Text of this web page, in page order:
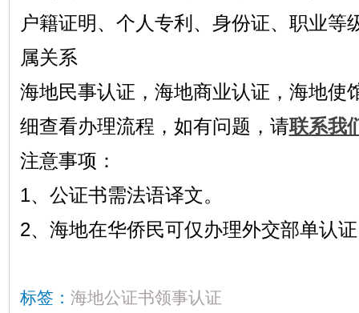
户籍证明、个人专利、身份证、职业等
属关系
海地民事认证，海地商业认证，海地使
细查看办理流程，如有问题，请联系我
注意事项：
1、公证书需法语译文。
2、海地在华侨民可仅办理外交部单认
标签： 海地公证书领事认证